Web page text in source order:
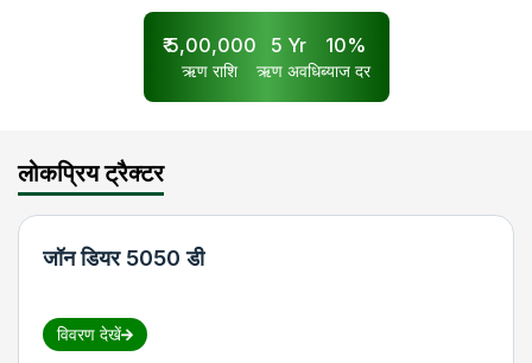
₹5,00,000
ऋण राशि
5 Yr
ऋण अवधि
10%
ब्याज दर
लोकप्रिय ट्रैक्टर
जॉन डियर 5050 डी
विवरण देखें